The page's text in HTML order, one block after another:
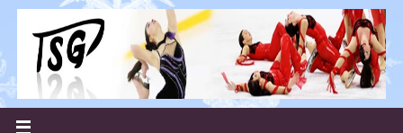
Passer
contenu